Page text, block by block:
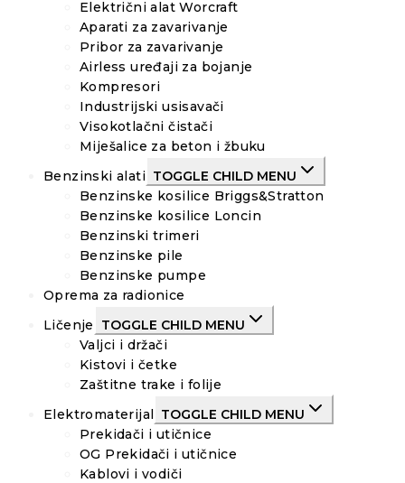
Električni alat Worcraft
Aparati za zavarivanje
Pribor za zavarivanje
Airless uređaji za bojanje
Kompresori
Industrijski usisavači
Visokotlačni čistači
Miješalice za beton i žbuku
Benzinski alati TOGGLE CHILD MENU
Benzinske kosilice Briggs&Stratton
Benzinske kosilice Loncin
Benzinski trimeri
Benzinske pile
Benzinske pumpe
Oprema za radionice
Ličenje
TOGGLE CHILD MENU
Valjci i držači
Kistovi i četke
Zaštitne trake i folije
Elektromaterijal TOGGLE CHILD MENU
Prekidači i utičnice
OG Prekidači i utičnice
Kablovi i vodiči